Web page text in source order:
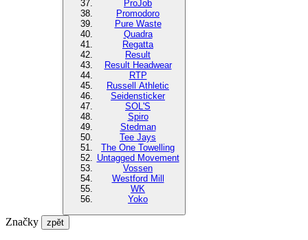
ProJob
Promodoro
Pure Waste
Quadra
Regatta
Result
Result Headwear
RTP
Russell Athletic
Seidensticker
SOL'S
Spiro
Stedman
Tee Jays
The One Towelling
Untagged Movement
Vossen
Westford Mill
WK
Yoko
Značky zpět